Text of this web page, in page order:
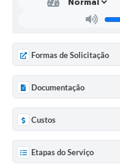
Formas de Solicitação
Documentação
Custos
Etapas do Serviço